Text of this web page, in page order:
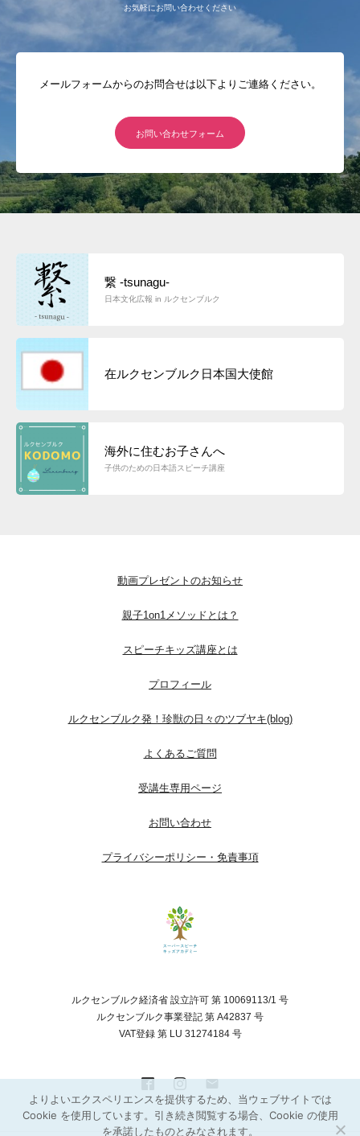
お気軽にお問い合わせください
メールフォームからのお問合せは以下よりご連絡ください。
お問い合わせフォーム
繋 -tsunagu-
日本文化広報 in ルクセンブルク
在ルクセンブルク日本国大使館
海外に住むお子さんへ
子供のための日本語スピーチ講座
動画プレゼントのお知らせ
親子1on1メソッドとは？
スピーチキッズ講座とは
プロフィール
ルクセンブルク発！珍獣の日々のツブヤキ(blog)
よくあるご質問
受講生専用ページ
お問い合わせ
プライバシーポリシー・免責事項
ルクセンブルク経済省 設立許可 第 10069113/1 号
ルクセンブルク事業登記 第 A42837 号
VAT登録 第 LU 31274184 号
よりよいエクスペリエンスを提供するため、当ウェブサイトでは
Cookie を使用しています。引き続き閲覧する場合、Cookie の使用
を承諾したものとみなされます。